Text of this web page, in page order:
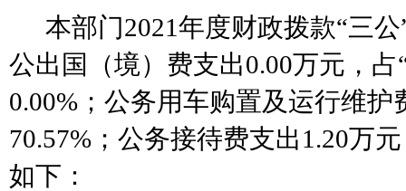
本部门2021年度财政拨款“三公
公出国（境）费支出0.00万元，占
0.00%；公务用车购置及运行维护
70.57%；公务接待费支出1.20万
如下：